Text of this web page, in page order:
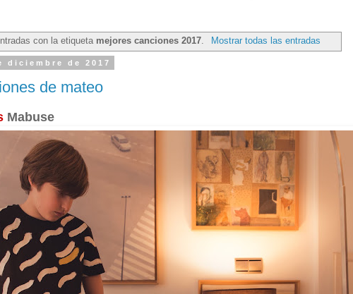
con la etiqueta mejores canciones 2017 Mostrar todas las entradas
diciembre de 2017
de mateo
Mabuse